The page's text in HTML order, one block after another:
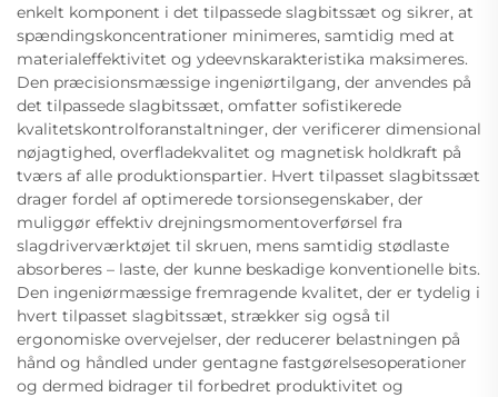
enkelt komponent i det tilpassede slagbitssæt og sikrer, at
spændingskoncentrationer minimeres, samtidig med at
materialeffektivitet og ydeevnskarakteristika maksimeres.
Den præcisionsmæssige ingeniørtilgang, der anvendes på
det tilpassede slagbitssæt, omfatter sofistikerede
kvalitetskontrolforanstaltninger, der verificerer dimensional
nøjagtighed, overfladekvalitet og magnetisk holdkraft på
tværs af alle produktionspartier. Hvert tilpasset slagbitssæt
drager fordel af optimerede torsionsegenskaber, der
muliggør effektiv drejningsmomentoverførsel fra
slagdriverværktøjet til skruen, mens samtidig stødlaste
absorberes – laste, der kunne beskadige konventionelle bits.
Den ingeniørmæssige fremragende kvalitet, der er tydelig i
hvert tilpasset slagbitssæt, strækker sig også til
ergonomiske overvejelser, der reducerer belastningen på
hånd og håndled under gentagne fastgørelsesoperationer
og dermed bidrager til forbedret produktivitet og